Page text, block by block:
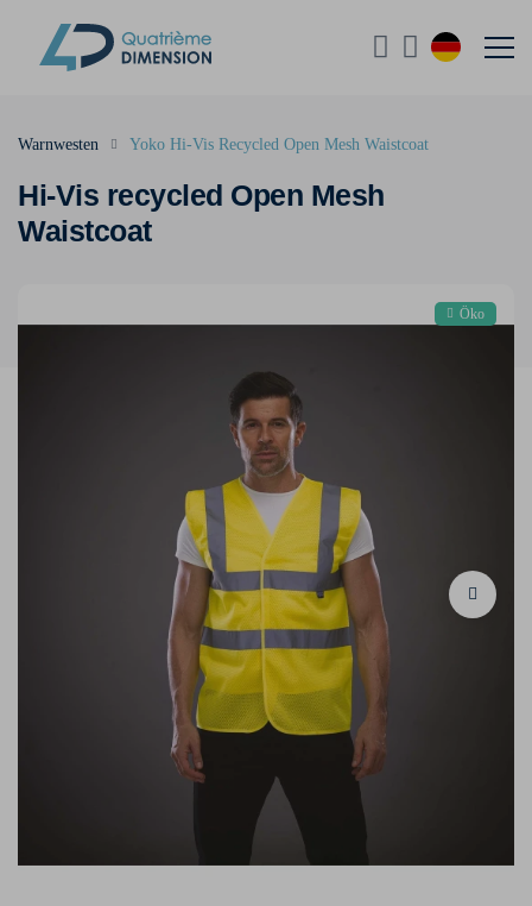
Hi-Vis recycled Open Mesh
Waistcoat
Warnwesten Yoko Hi-Vis Recycled Open Mesh Waistcoat
Öko